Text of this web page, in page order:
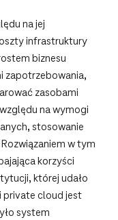
na jej
infrastruktury
biznesu
zapotrzebowania,
zasobami
na wymogi
stosowanie
w tym
korzyści
której udało
private cloud jest
system